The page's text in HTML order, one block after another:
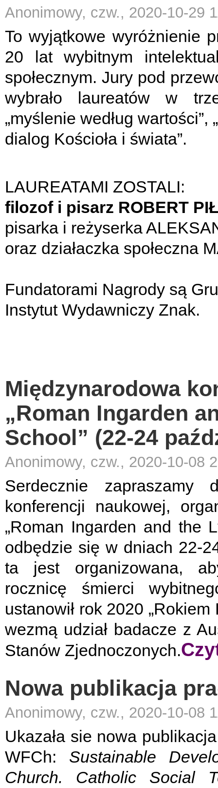
Anonimowy, czw., 2020-10-29
To wyjątkowe wyróżnienie
20 lat wybitnym
społecznym. Jury pod
wybrało laureatów w
„myślenie według
dialog Kościoła i świata”.
LAUREATAMI ZOSTALI:
filozof i pisarz ROBERT
pisarka i reżyserka
oraz działaczka społeczna
Fundatorami Nagrody są
Instytut Wydawniczy Znak.
Międzynarodowa
„Roman Ingarden
School” (22-24
Anonimowy, czw., 2020-10-08
Serdecznie zapraszamy
konferencji naukowej,
„Roman Ingarden and the
odbędzie się w dniach 22-
ta jest organizowana,
rocznicę śmierci
ustanowił rok 2020
wezmą udział badacze z
Stanów Zjednoczonych.
Nowa publikacja
Anonimowy, czw., 2020-10-08
Ukazała sie nowa
WFCh: Sustainable
Church. Catholic Social